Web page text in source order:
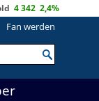
4 342 2,4%
Fan werden